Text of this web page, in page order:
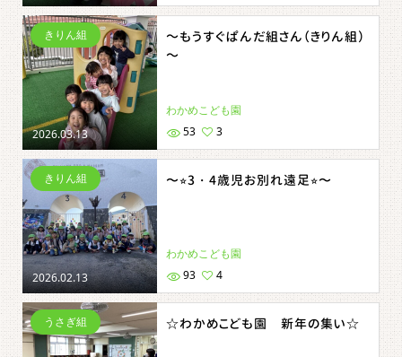
2026.03.13
きりん組
～もうすぐぱんだ組さん（きりん組）
～
わかめこども園
53
3
2026.02.13
きりん組 〜⭐︎3・4歳児お別れ遠足⭐︎〜
わかめこども園
93
4
うさぎ組 ☆わかめこども園 新年の集い☆